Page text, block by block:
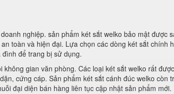
nghiệp. sản phẩm két sắt welko bảo mật được
toàn và hiện đại. Lựa chọn các dòng két sắt chính
để trang bị sử dụng.
gian văn phòng. Các loại két sắt welko rất
cứng cáp. Sản phẩm két sắt cánh đúc welko còn
đại diện bán hàng liên tục cập nhật sản phẩm mới.